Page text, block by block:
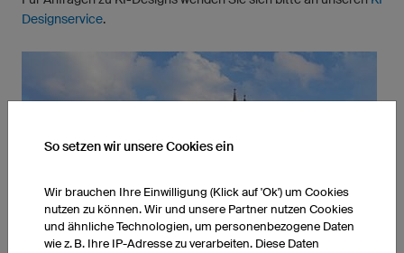
Designservice.
So setzen wir unsere Cookies ein
Wir brauchen Ihre Einwilligung (Klick auf 'Ok') um Cookies
nutzen zu können. Wir und unsere Partner nutzen Cookies
und ähnliche Technologien, um personenbezogene Daten
wie z. B. Ihre IP-Adresse zu verarbeiten. Diese Daten